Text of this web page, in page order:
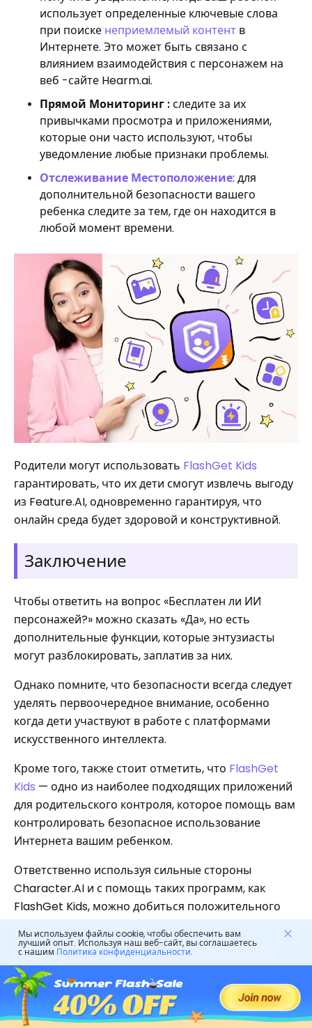
использует определенные ключевые слова
при поиске неприемлемый контент в
Интернете. Это может быть связано с
влиянием взаимодействия с персонажем на
веб -сайте Hearm.ai.
Прямой Мониторинг :следите за их
привычками просмотра и приложениями,
которые они часто используют, чтобы
уведомление любые признаки проблемы.
Отслеживание Местоположение: для
дополнительной безопасности вашего
ребенка следите за тем, где он находится в
любой момент времени.
Родители могут использовать FlashGet Kids
гарантировать, что их дети смогут извлечь выгоду
из Feature.AI, одновременно гарантируя, что
онлайн среда будет здоровой и конструктивной.
Заключение
Чтобы ответить на вопрос «Бесплатен ли ИИ
персонажей?» можно сказать «Да», но есть
дополнительные функции, которые энтузиасты
могут разблокировать, заплатив за них.
Однако помните, что безопасности всегда следует
уделять первоочередное внимание, особенно
когда дети участвуют в работе с платформами
искусственного интеллекта.
Кроме того, также стоит отметить, что FlashGet
Kids — одно из наиболее подходящих приложений
для родительского контроля, которое помощь вам
контролировать безопасное использование
Интернета вашим ребенком.
Ответственно используя сильные стороны
Character.AI и с помощь таких программ, как
FlashGet Kids, можно добиться положительного
результата как для вас, так и для вашей семьи.
Часто задаваемые вопросы
Мы используем файлы cookie, чтобы обеспечить вам
лучший опыт. Используя наш веб-сайт, вы соглашаетесь
с нашим Политика конфиденциальности.